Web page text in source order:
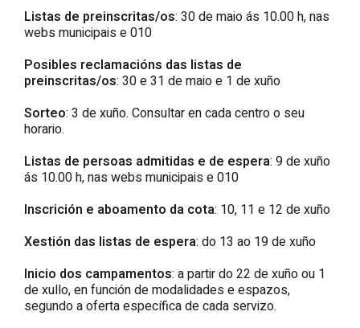
Listas de preinscritas/os: 30 de maio ás 10.00 h, nas
webs municipais e 010
Posibles reclamacións das listas de
preinscritas/os: 30 e 31 de maio e 1 de xuño
Sorteo: 3 de xuño. Consultar en cada centro o seu
horario.
Listas de persoas admitidas e de espera: 9 de xuño
ás 10.00 h, nas webs municipais e 010
Inscrición e aboamento da cota: 10, 11 e 12 de xuño
Xestión das listas de espera: do 13 ao 19 de xuño
Inicio dos campamentos: a partir do 22 de xuño ou 1
de xullo, en función de modalidades e espazos,
segundo a oferta específica de cada servizo.